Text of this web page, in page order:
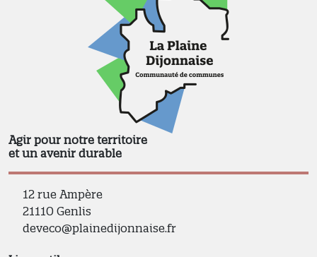
Agir pour notre territoire
et un avenir durable
12 rue Ampère
21110 Genlis
deveco@plainedijonnaise.fr